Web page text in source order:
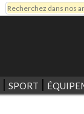
Formulaire de
Rechercher
SPORT